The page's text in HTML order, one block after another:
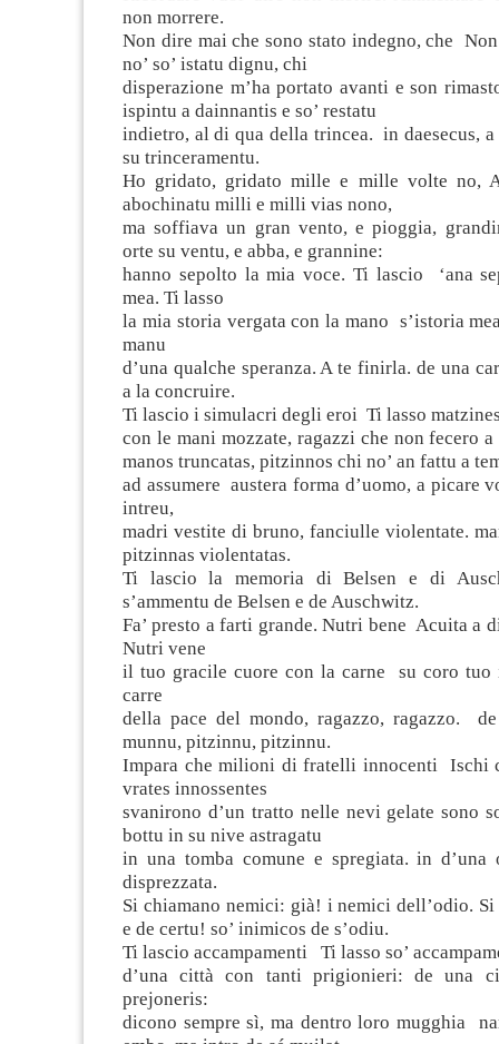
non morrere.
Non dire mai che sono stato indegno, che
no’ so’ istatu dignu, chi
disperazione m’ha portato avanti e son
ispintu a dainnantis e so’ restatu
indietro, al di qua della trincea. in daesecus, a
su trinceramentu.
Ho gridato, gridato mille e mille volte no,
abochinatu milli e milli vias nono,
ma soffiava un gran vento, e pioggia,
orte su ventu, e abba, e grannine:
hanno sepolto la mia voce. Ti lascio ‘ana
mea. Ti lasso
la mia storia vergata con la mano s’istoria
manu
d’una qualche speranza. A te finirla. de una
a la concruire.
Ti lascio i simulacri degli eroi Ti lasso
con le mani mozzate, ragazzi che non fecero
manos truncatas, pitzinnos chi no’ an fattu a
ad assumere austera forma d’uomo, a picare
intreu,
madri vestite di bruno, fanciulle violentate.
pitzinnas violentatas.
Ti lascio la memoria di Belsen e di
s’ammentu de Belsen e de Auschwitz.
Fa’ presto a farti grande. Nutri bene Acuita a
Nutri vene
il tuo gracile cuore con la carne su coro tuo
carre
della pace del mondo, ragazzo, ragazzo.
munnu, pitzinnu, pitzinnu.
Impara che milioni di fratelli innocenti Ischi
vrates innossentes
svanirono d’un tratto nelle nevi gelate sono
bottu in su nive astragatu
in una tomba comune e spregiata. in d’una
disprezzata.
Si chiamano nemici: già! i nemici dell’odio.
e de certu! so’ inimicos de s’odiu.
Ti lascio accampamenti Ti lasso so’
d’una città con tanti prigionieri: de una
prejoneris:
dicono sempre sì, ma dentro loro mugghia